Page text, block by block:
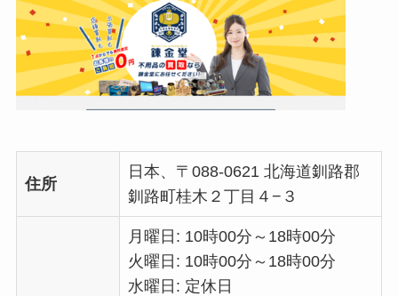
住所
日本、〒088-0621 北海道釧路郡
釧路町桂木２丁目４−３
月曜日: 10時00分～18時00分
火曜日: 10時00分～18時00分
水曜日: 定休日